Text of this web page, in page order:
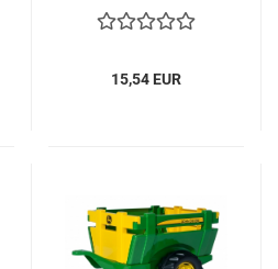
15,54 EUR